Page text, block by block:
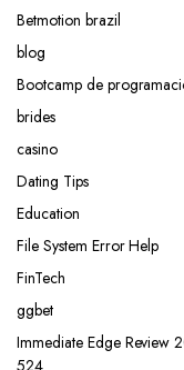
Betmotion brazil
blog
Bootcamp de
brides
casino
Dating Tips
Education
File System Error Help
FinTech
ggbet
Immediate Edge Review
524